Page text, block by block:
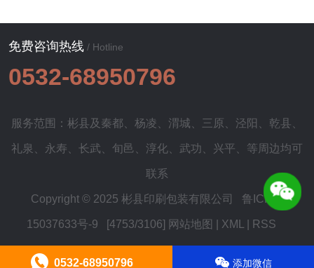
免费咨询热线 / Hotline
0532-68950796
服务范围：彬县及 秦都 杨凌 渭城 三原 泾阳 乾县
礼泉 永寿 长武 旬邑 淳化 武功 兴平 、等周边均可
联系
Copyright © 2025 彬县印刷包装有限公司 鲁ICP备
15037633号-9 [4753/3106] 网站地图 XML RSS
0532-68950796 添加微信